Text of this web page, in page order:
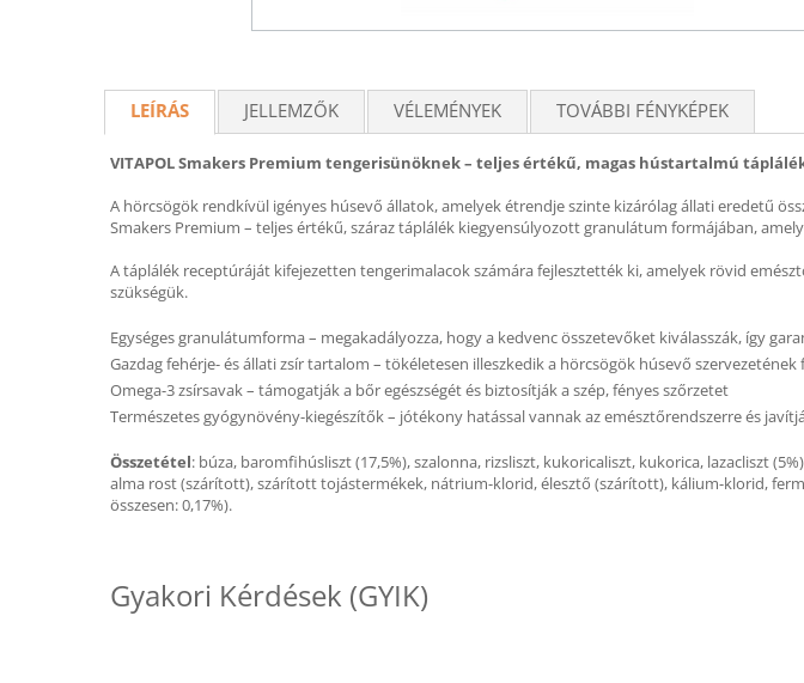
LEÍRÁS JELLEMZŐK VÉLEMÉNYEK TOVÁBBI FÉNYKÉPEK
VITAPOL Smakers Premium tengerisünöknek – teljes értékű, magas hústartalmú
A hörcsögök rendkívül igényes húsevő állatok, amelyek étrendje szinte kizárólag állati eredetű
Smakers Premium – teljes értékű, száraz táplálék kiegyensúlyozott granulátum formájában,
A táplálék receptúráját kifejezetten tengerimalacok számára fejlesztették ki, amelyek rövid
szükségük.
Egységes granulátumforma – megakadályozza, hogy a kedvenc összetevőket kiválasszák, így
Gazdag fehérje- és állati zsír tartalom – tökéletesen illeszkedik a hörcsögök húsevő
Omega-3 zsírsavak – támogatják a bőr egészségét és biztosítják a szép, fényes szőrzetet
Természetes gyógynövény-kiegészítők – jótékony hatással vannak az emésztőrendszerre és
Összetétel: búza, baromfihúsliszt (17,5%), szalonna, rizsliszt, kukoricaliszt, kukorica, lazacliszt
alma rost (szárított), szárított tojástermékek, nátrium-klorid, élesztő (szárított), kálium-klorid,
összesen: 0,17%).
Gyakori Kérdések (GYIK)